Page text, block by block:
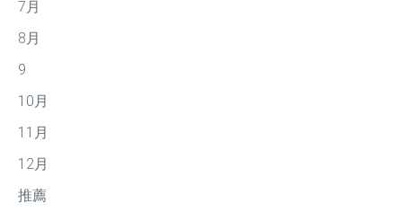
7月
8月
9
10月
11月
12月
推薦